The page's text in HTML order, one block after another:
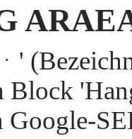
Block
Google-